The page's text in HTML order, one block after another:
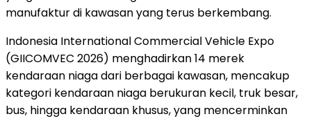
manufaktur di kawasan yang terus berkembang.
Indonesia International Commercial Vehicle Expo
(GIICOMVEC 2026) menghadirkan 14 merek
kendaraan niaga dari berbagai kawasan, mencakup
kategori kendaraan niaga berukuran kecil, truk besar,
bus, hingga kendaraan khusus, yang mencerminkan